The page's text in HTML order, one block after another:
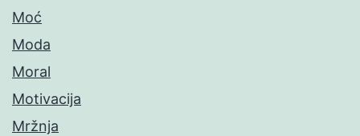
Moć
Moda
Moral
Motivacija
Mržnja